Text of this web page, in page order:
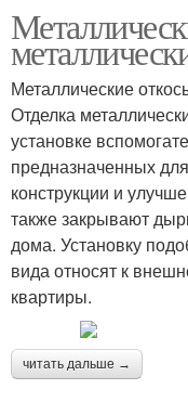
Металлические
Отделка
установке
предназначенных
конструкции и
также закрывают
дома. Установку
вида относят к
квартиры.
читать дальше →